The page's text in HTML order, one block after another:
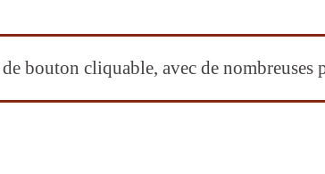
bouton cliquable, avec de nombreuses